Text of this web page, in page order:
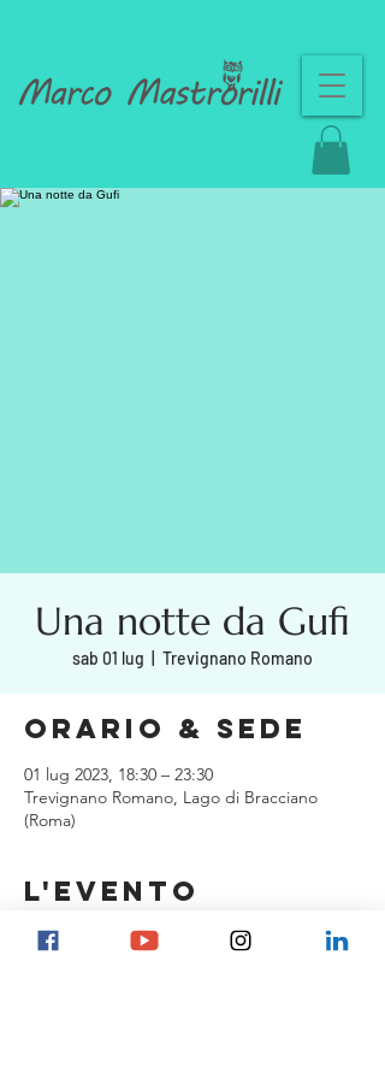
Una notte da Gufi
sab 01 lug Trevignano Romano
Orario & Sede
01 lug 2023, 18:30 – 23:30
Trevignano Romano, Lago di Bracciano
(Roma)
L'evento